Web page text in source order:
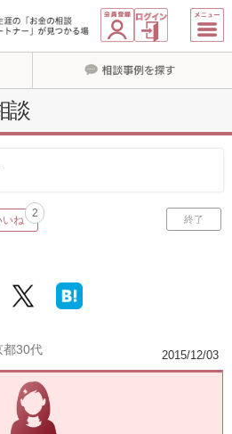
談
いね
2 終了
都30代 2015/12/03